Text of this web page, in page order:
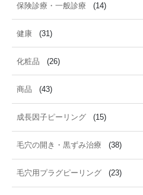
保険診療・一般診療 (14)
健康 (31)
化粧品 (26)
商品 (43)
成長因子ピーリング (15)
毛穴の開き・黒ずみ治療 (38)
毛穴用プラグピーリング (23)